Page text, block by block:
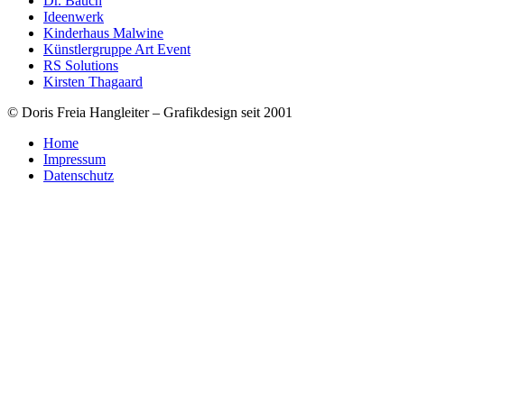
Ideenwerk
Kinderhaus Malwine
Künstlergruppe Art Event
RS Solutions
Kirsten Thagaard
© Doris Freia Hangleiter – Grafikdesign seit 2001
Home
Impressum
Datenschutz